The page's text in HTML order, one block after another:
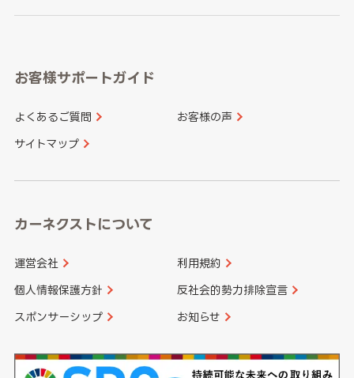
愛知県
和歌山県
山口県
香川県 愛媛県
長崎県
大分県 宮崎県
お客様サポートガイド
よくあるご質問 お客様の声
サイトマップ
カーネクストについて
運営会社 利用規約
個人情報保護方針 反社会的勢力排除宣言
スポンサーシップ お知らせ